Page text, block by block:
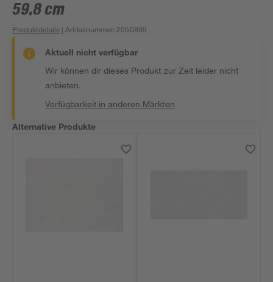
59,8 cm
Produktdetails | Artikelnummer: 2050899
Aktuell nicht verfügbar
Wir können dir dieses Produkt zur Zeit leider nicht
anbieten.
Verfügbarkeit in anderen Märkten
Alternative Produkte